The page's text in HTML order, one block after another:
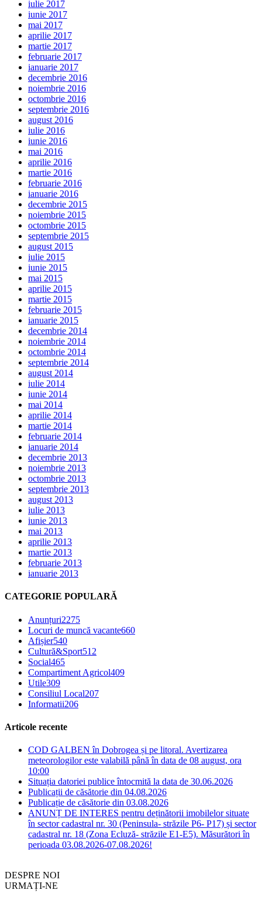
iulie 2017
iunie 2017
mai 2017
aprilie 2017
martie 2017
februarie 2017
ianuarie 2017
decembrie 2016
noiembrie 2016
octombrie 2016
septembrie 2016
august 2016
iulie 2016
iunie 2016
mai 2016
aprilie 2016
martie 2016
februarie 2016
ianuarie 2016
decembrie 2015
noiembrie 2015
octombrie 2015
septembrie 2015
august 2015
iulie 2015
iunie 2015
mai 2015
aprilie 2015
martie 2015
februarie 2015
ianuarie 2015
decembrie 2014
noiembrie 2014
octombrie 2014
septembrie 2014
august 2014
iulie 2014
iunie 2014
mai 2014
aprilie 2014
martie 2014
februarie 2014
ianuarie 2014
decembrie 2013
noiembrie 2013
octombrie 2013
septembrie 2013
august 2013
iulie 2013
iunie 2013
mai 2013
aprilie 2013
martie 2013
februarie 2013
ianuarie 2013
CATEGORIE POPULARĂ
Anunțuri2275
Locuri de muncă vacante660
Afișier540
Cultură&Sport512
Social465
Compartiment Agricol409
Utile309
Consiliul Local207
Informatii206
Articole recente
COD GALBEN în Dobrogea și pe litoral. Avertizarea
meteorologilor este valabilă până în data de 08 august, ora
10:00
Situația datoriei publice întocmită la data de 30.06.2026
Publicații de căsătorie din 04.08.2026
Publicație de căsătorie din 03.08.2026
ANUNȚ DE INTERES pentru deținătorii imobilelor situate
în sector cadastral nr. 30 (Peninsula- străzile P6- P17) și sector
cadastral nr. 18 (Zona Ecluză- străzile E1-E5). Măsurători în
perioada 03.08.2026-07.08.2026!
DESPRE NOI
URMAȚI-NE